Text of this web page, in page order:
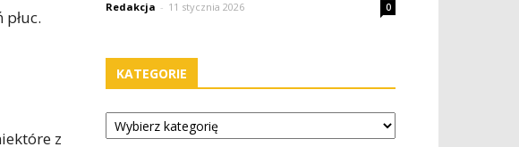
z
Redakcja - 11 stycznia 2026 0
KATEGORIE
Kategorie